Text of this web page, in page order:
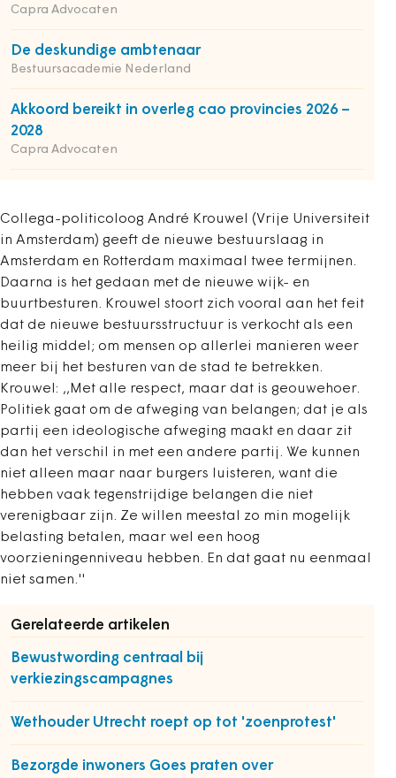
Capra Advocaten
De deskundige ambtenaar
Bestuursacademie Nederland
Akkoord bereikt in overleg cao provincies 2026 –
2028
Capra Advocaten
Collega-politicoloog André Krouwel (Vrije Universiteit
in Amsterdam) geeft de nieuwe bestuurslaag in
Amsterdam en Rotterdam maximaal twee termijnen.
Daarna is het gedaan met de nieuwe wijk- en
buurtbesturen. Krouwel stoort zich vooral aan het feit
dat de nieuwe bestuursstructuur is verkocht als een
heilig middel; om mensen op allerlei manieren weer
meer bij het besturen van de stad te betrekken.
Krouwel: ,,Met alle respect, maar dat is geouwehoer.
Politiek gaat om de afweging van belangen; dat je als
partij een ideologische afweging maakt en daar zit
dan het verschil in met een andere partij. We kunnen
niet alleen maar naar burgers luisteren, want die
hebben vaak tegenstrijdige belangen die niet
verenigbaar zijn. Ze willen meestal zo min mogelijk
belasting betalen, maar wel een hoog
voorzieningenniveau hebben. En dat gaat nu eenmaal
niet samen.''
Gerelateerde artikelen
Bewustwording centraal bij
verkiezingscampagnes
Wethouder Utrecht roept op tot 'zoenprotest'
Bezorgde inwoners Goes praten over